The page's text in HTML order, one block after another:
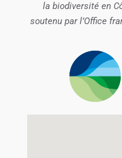
la biodiversité en
soutenu par l’Office